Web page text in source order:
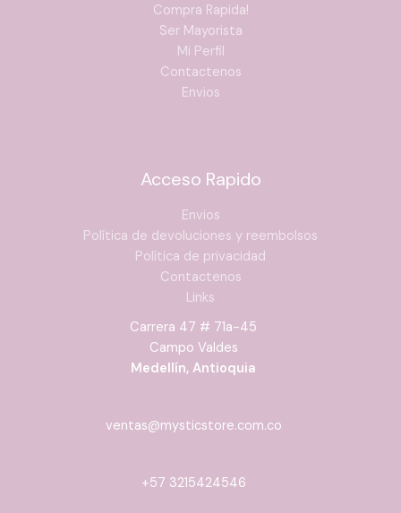
Compra Rapida!
Ser Mayorista
Mi Perfil
Contactenos
Envios
Acceso Rapido
Envios
Política de devoluciones y reembolsos
Política de privacidad
Contactenos
Links
Carrera 47 # 71a-45
Campo Valdes
Medellín, Antioquia
ventas@mysticstore.com.co
+57 3215424546